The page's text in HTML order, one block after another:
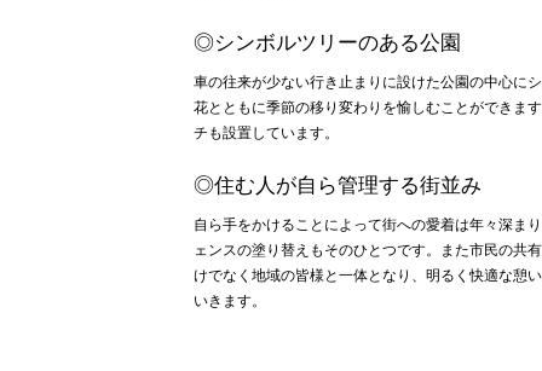
◎シンボルツリーのある公園
車の往来が少ない行き止まりに設けた公園の中心に
花とともに季節の移り変わりを愉しむことができま
チも設置しています。
◎住む人が自ら管理する街並み
自ら手をかけることによって街への愛着は年々深ま
ェンスの塗り替えもそのひとつです。また市民の共
けでなく地域の皆様と一体となり、明るく快適な憩
いきます。